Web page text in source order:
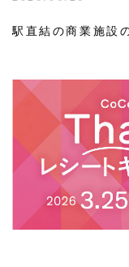
駅直結の商業施設